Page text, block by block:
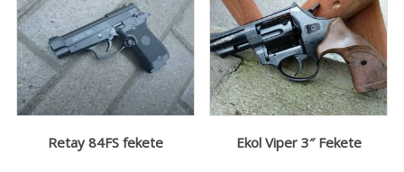
Retay 84FS fekete Ekol Viper 3″ Fekete